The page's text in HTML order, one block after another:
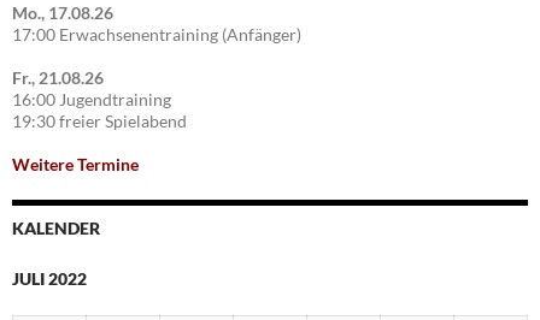
Mo., 17.08.26
17:00 Erwachsenentraining (Anfänger)
Fr., 21.08.26
16:00 Jugendtraining
19:30 freier Spielabend
Weitere Termine
KALENDER
JULI 2022